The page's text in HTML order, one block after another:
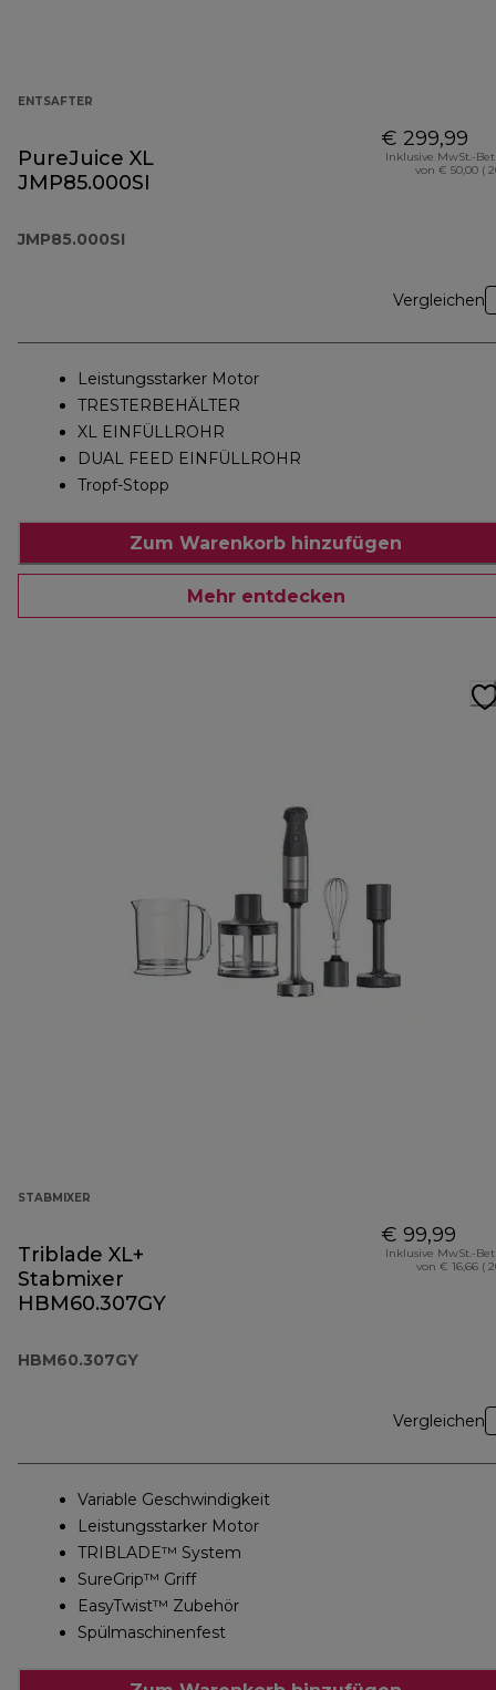
ENTSAFTER
PureJuice XL
JMP85.000SI
JMP85.000SI
€ 299,99
Inklusive MwSt.-
von € 50,00 (
Vergleichen
Leistungsstarker Motor
TRESTERBEHÄLTER
XL EINFÜLLROHR
DUAL FEED EINFÜLLROHR
Tropf-Stopp
Zum Warenkorb hinzufügen
Mehr entdecken
STABMIXER
Triblade XL+
Stabmixer
HBM60.307GY
HBM60.307GY
€ 99,99
Inklusive MwSt.-
von € 16,66 (
Vergleichen
Variable Geschwindigkeit
Leistungsstarker Motor
TRIBLADE™ System
SureGrip™ Griff
EasyTwist™ Zubehör
Spülmaschinenfest